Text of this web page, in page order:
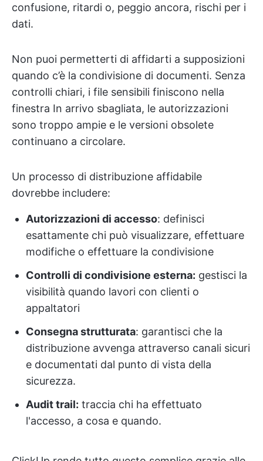
confusione, ritardi o, peggio ancora, rischi per i
dati.
Non puoi permetterti di affidarti a supposizioni
quando c’è la condivisione di documenti. Senza
controlli chiari, i file sensibili finiscono nella
finestra In arrivo sbagliata, le autorizzazioni
sono troppo ampie e le versioni obsolete
continuano a circolare.
Un processo di distribuzione affidabile
dovrebbe includere:
Autorizzazioni di accesso: definisci
esattamente chi può visualizzare, effettuare
modifiche o effettuare la condivisione
Controlli di condivisione esterna: gestisci la
visibilità quando lavori con clienti o
appaltatori
Consegna strutturata: garantisci che la
distribuzione avvenga attraverso canali sicuri
e documentati dal punto di vista della
sicurezza.
Audit trail: traccia chi ha effettuato
l'accesso, a cosa e quando.